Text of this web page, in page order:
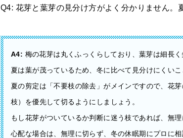
Q4: 花芽と葉芽の見分け方がよく分かりません。
A4: 梅の花芽は丸くふっくらしており、葉芽は細長く
夏は葉が茂っているため、冬に比べて見分けにくいこ
夏の剪定は「不要枝の除去」がメインですので、花
枝）を優先して切るようにしましょう。
もし花芽がついているか判断に迷う枝であれば、無
心配な場合は、無理に切らず、冬の休眠期にプロに相